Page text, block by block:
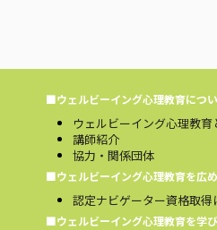
■ウェルビーイング心理教育につ
ウェルビーイング心理教育
講師紹介
協力・関係団体
■ウェルビーイング心理教育を広
認定ナビゲーター資格取得
■ウェルビーイング心理教育を学